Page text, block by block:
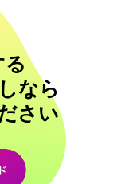
なら
さい